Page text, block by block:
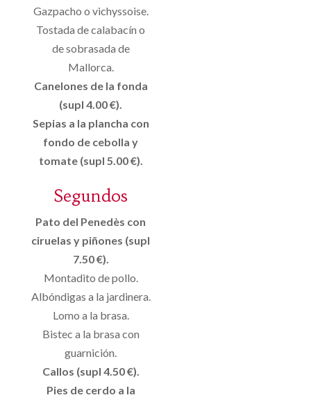
Gazpacho o vichyssoise.
Tostada de calabacín o
de sobrasada de
Mallorca.
Canelones de la fonda
(supl 4.00 €).
Sepias a la plancha con
fondo de cebolla y
tomate (supl 5.00 €).
Segundos
Pato del Penedès con
ciruelas y piñones (supl
7.50 €).
Montadito de pollo.
Albóndigas a la jardinera.
Lomo a la brasa.
Bistec a la brasa con
guarnición.
Callos (supl 4.50 €).
Pies de cerdo a la